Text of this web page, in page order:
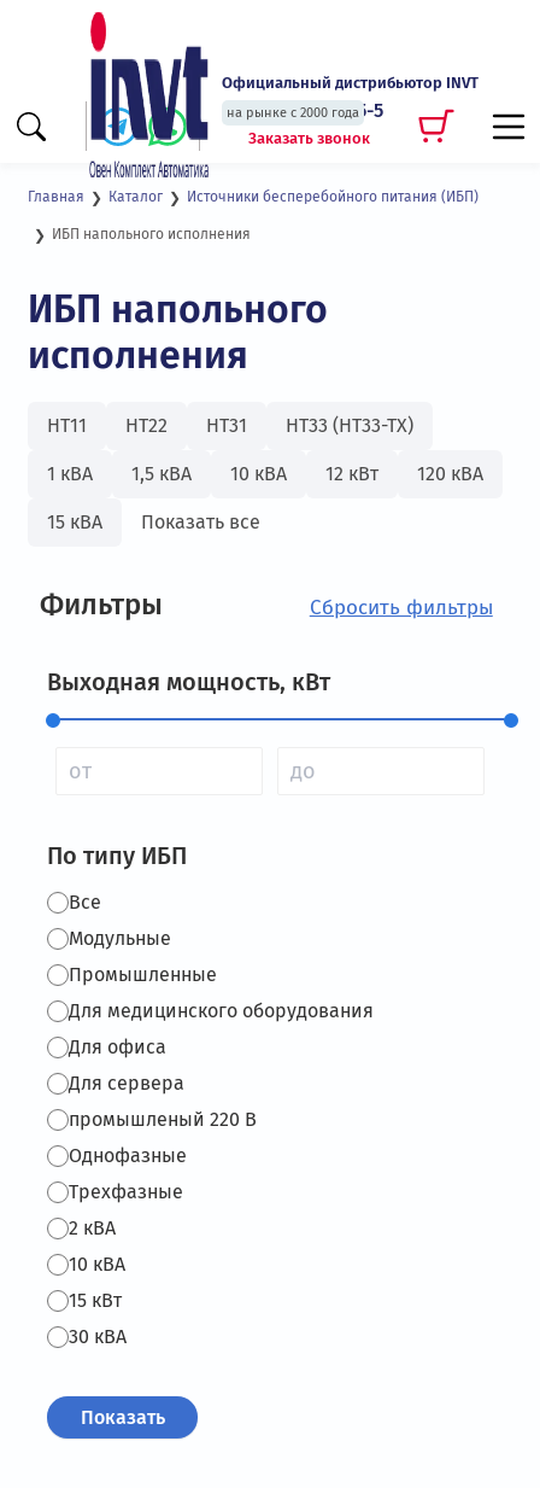
Официальный дистрибьютор INVT
на рынке с 2000 года
+7 (495) 135-135-5
Заказать звонок
Главная Каталог Источники бесперебойного питания (ИБП)
ИБП напольного исполнения
ИБП напольного
исполнения
HT11 HT22 HT31 HT33 (HT33-TX)
1 кВА 1,5 кВА 10 кВА 12 кВт 120 кВА
15 кВА Показать все
Фильтры
Выходная мощность, кВт
По типу ИБП
Все
Модульные
Промышленные
Для медицинского оборудования
Для офиса
Для сервера
промышленый 220 В
Однофазные
Трехфазные
2 кВА
10 кВА
15 кВт
30 кВА